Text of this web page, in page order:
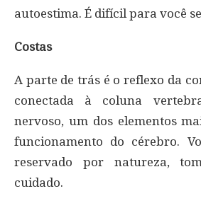
autoestima. É difícil para você
Costas
A parte de trás é o reflexo da
conectada à coluna
nervoso, um dos elementos
funcionamento do cérebro.
reservado por natureza,
cuidado.